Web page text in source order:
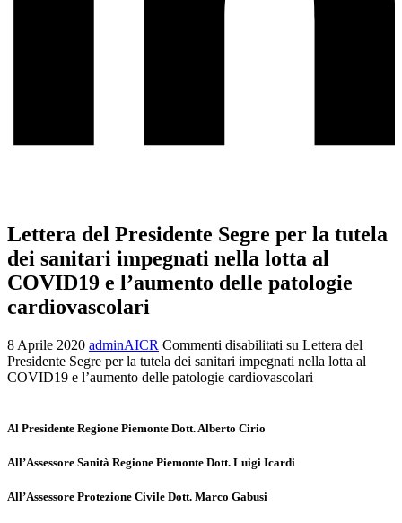
Lettera del Presidente Segre per la tutela
dei sanitari impegnati nella lotta al
COVID19 e l’aumento delle patologie
cardiovascolari
8 Aprile 2020 adminAICR Commenti disabilitati su Lettera del
Presidente Segre per la tutela dei sanitari impegnati nella lotta al
COVID19 e l’aumento delle patologie cardiovascolari
Al Presidente Regione Piemonte Dott. Alberto Cirio
All’Assessore Sanità Regione Piemonte Dott. Luigi Icardi
All’Assessore Protezione Civile Dott. Marco Gabusi